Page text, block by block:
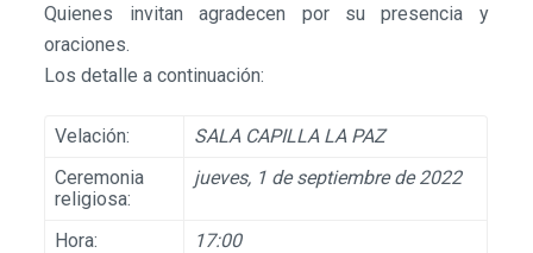
Quienes invitan agradecen por su presencia y
oraciones.
Los detalle a continuación:
Velación:
SALA CAPILLA LA PAZ
Ceremonia
religiosa:
jueves, 1 de septiembre de 2022
Hora:
17:00